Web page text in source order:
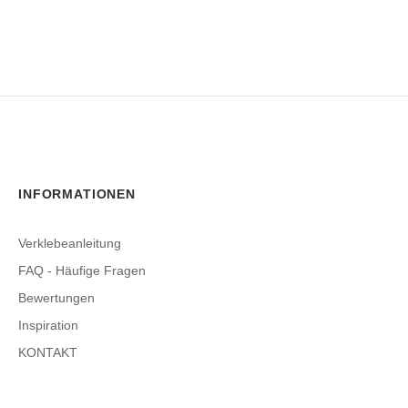
INFORMATIONEN
Verklebeanleitung
FAQ - Häufige Fragen
Bewertungen
Inspiration
KONTAKT